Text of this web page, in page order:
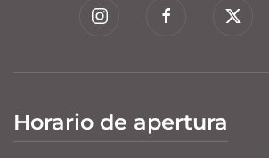
Horario de apertura